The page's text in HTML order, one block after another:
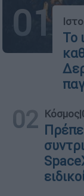
01
Το
02 Κόσμος|